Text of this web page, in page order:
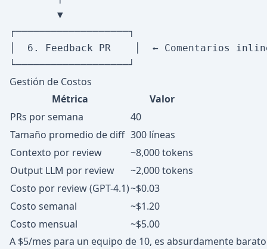
        ▼
┌───────────────────┐
│  6. Feedback PR    │  ← Comentarios
Gestión de Costos
Métrica
Valor
PRs por semana
40
Tamaño promedio de diff 300 líneas
Contexto por review
~8,000 tokens
Output LLM por review
~2,000 tokens
Costo por review (GPT-4.1)~$0.03
Costo semanal
~$1.20
Costo mensual
~$5.00
A $5/mes para un equipo de 10, es absurdamente